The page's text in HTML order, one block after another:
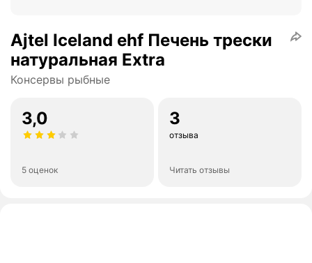
Ajtel Iceland ehf Печень трески
натуральная Extra
Консервы рыбные
3,0
5 оценок
3
отзыва
Читать отзывы